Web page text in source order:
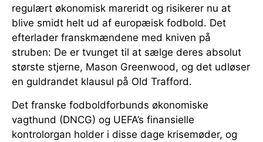
regulært økonomisk mareridt og risikerer nu at
blive smidt helt ud af europæisk fodbold. Det
efterlader franskmændene med kniven på
struben: De er tvunget til at sælge deres absolut
største stjerne, Mason Greenwood, og det udløser
en guldrandet klausul på Old Trafford.
Det franske fodboldforbunds økonomiske
vagthund (DNCG) og UEFA’s finansielle
kontrolorgan holder i disse dage krisemøder, og